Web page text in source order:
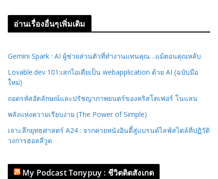
อ่านเรื่องอื่นๆเพิ่มเติม
Gemini Spark : AI ผู้ช่วยส่วนตัวที่ทำงานแทนคุณ…แม้ตอนคุณหลับ
Lovable.dev 101:เสกไอเดียเป็น webapplication ด้วย AI (ฉบับมือ
ใหม่)
ถอดรหัสอัตลักษณ์และปรัชญาภาพยนตร์ของคริสโตเฟอร์ โนแลน
พลังแห่งความเรียบง่าย (The Power of Simple)
เจาะลึกยุทธศาสตร์ A24 : จากค่ายหนังอินดี้สู่แบรนด์ไลฟ์สไตล์ที่ปฏิวัติ
วงการฮอลลีวูด
My Podcast Tonypuy : ชีวิตติดสังเกต